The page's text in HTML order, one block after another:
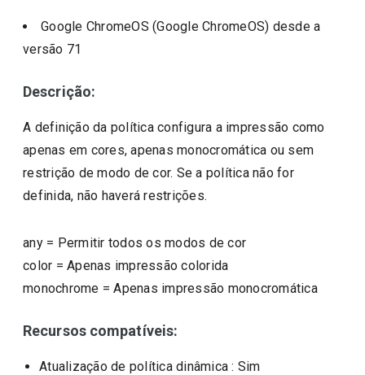
Google ChromeOS (Google ChromeOS) desde a
versão 71
Descrição:
A definição da política configura a impressão como
apenas em cores, apenas monocromática ou sem
restrição de modo de cor. Se a política não for
definida, não haverá restrições.
any= Permitir todos os modos de cor
color =Apenas impressão colorida
monochrome =Apenas impressão monocromática
Recursos compatíveis:
Atualização de política dinâmica : Sim